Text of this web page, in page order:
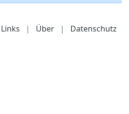
Links | Über | Datenschutz